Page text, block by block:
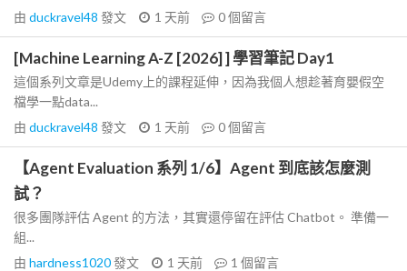
由 duckravel48 發文 1 天前 0個留言
[Machine Learning A-Z [2026] ] 學習筆記 Day1
這個系列文章是Udemy上的課程延伸，因為我個人想趁著育嬰假空
檔學一點data...
由 duckravel48 發文 1 天前 0個留言
【Agent Evaluation 系列 1/6】Agent 到底該怎麼測
試？
很多團隊評估 Agent 的方法，其實還停留在評估 Chatbot。 準備一
組...
由 hardness1020發文 1 天前 1 個留言